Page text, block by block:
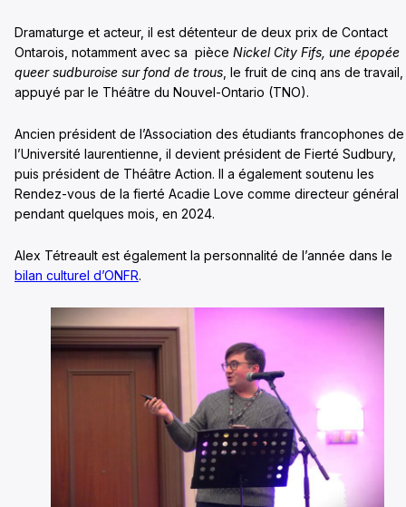
Dramaturge et acteur, il est détenteur de deux prix de Contact
Ontarois, notamment avec sa pièce Nickel City Fifs, une épopée
queer sudburoise sur fond de trous , le fruit de cinq ans de travail,
appuyé par le Théâtre du Nouvel-Ontario (TNO).
Ancien président de l’Association des étudiants francophones de
l’Université laurentienne, il devient président de Fierté Sudbury,
puis président de Théâtre Action. Il a également soutenu les
Rendez-vous de la fierté Acadie Love comme directeur général
pendant quelques mois, en 2024.
Alex Tétreault est également la personnalité de l’année dans le
bilan culturel d’ONFR.